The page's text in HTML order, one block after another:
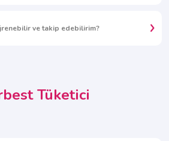
ve takip edebilirim?
Tüketici